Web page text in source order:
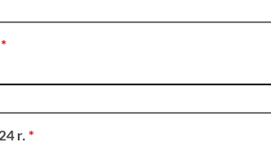
*
r. *